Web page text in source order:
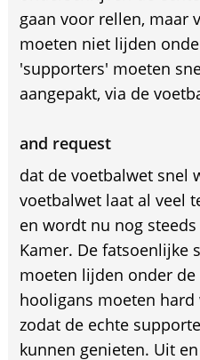
gaan voor rellen, maar
moeten niet lijden
'supporters' moeten
aangepakt, via de
and request
dat de voetbalwet snel
voetbalwet laat al veel
en wordt nu nog
Kamer. De fatsoenlijke
moeten lijden onder
hooligans moeten hard
zodat de echte
kunnen genieten. Uit